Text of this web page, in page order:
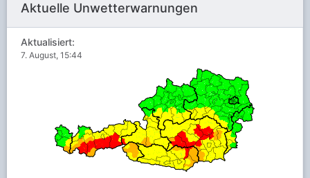
Aktuelle Unwetterwarnungen
Aktualisiert:
7. August, 15:44